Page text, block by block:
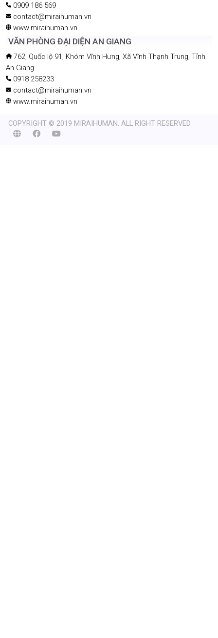
0909 186 569
contact@miraihuman.vn
www.miraihuman.vn
VĂN PHÒNG ĐẠI DIỆN AN GIANG
762, Quốc lộ 91, Khóm Vĩnh Hưng, Xã Vĩnh Thạnh Trung, Tỉnh
An Giang
0918 258233
contact@miraihuman.vn
www.miraihuman.vn
COPYRIGHT © 2019 MIRAIHUMAN. ALL RIGHT RESERVED.